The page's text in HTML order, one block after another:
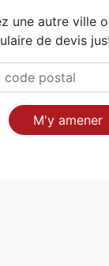
une autre ville
de devis
M'y amener